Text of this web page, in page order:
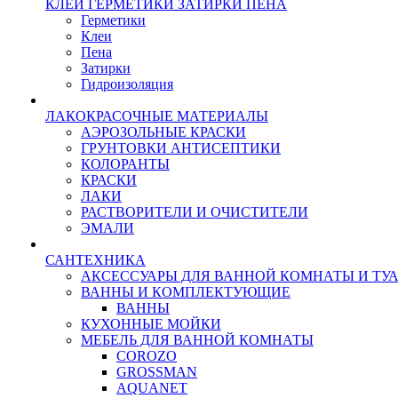
КЛЕИ ГЕРМЕТИКИ ЗАТИРКИ ПЕНА
Герметики
Клеи
Пена
Затирки
Гидроизоляция
ЛАКОКРАСОЧНЫЕ МАТЕРИАЛЫ
АЭРОЗОЛЬНЫЕ КРАСКИ
ГРУНТОВКИ АНТИСЕПТИКИ
КОЛОРАНТЫ
КРАСКИ
ЛАКИ
РАСТВОРИТЕЛИ И ОЧИСТИТЕЛИ
ЭМАЛИ
САНТЕХНИКА
АКСЕССУАРЫ ДЛЯ ВАННОЙ КОМНАТЫ И
ВАННЫ И КОМПЛЕКТУЮЩИЕ
ВАННЫ
КУХОННЫЕ МОЙКИ
МЕБЕЛЬ ДЛЯ ВАННОЙ КОМНАТЫ
COROZO
GROSSMAN
AQUANET